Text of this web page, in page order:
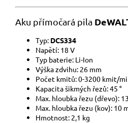
Aku přímočará pila
Typ: DCS334
Napětí: 18 V
Typ baterie: Li-Ion
Výška zdvihu: 26 mm
Počet kmitů: 0-3200 kmit/
Kapacita šikmých řezů: 45 °
Max. hloubka řezu (dřevo):
Max. hloubka řezu (kov): 10
Hmotnost: 2,1 kg